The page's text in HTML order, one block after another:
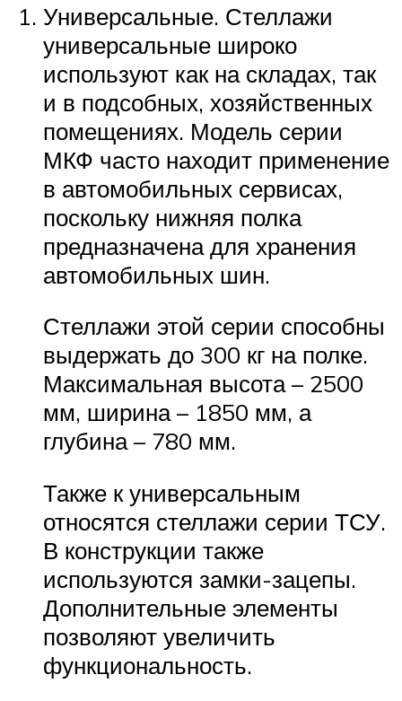
Универсальные. Стеллажи
универсальные широко
используют как на складах, так
и в подсобных, хозяйственных
помещениях. Модель серии
МКФ часто находит применение
в автомобильных сервисах,
поскольку нижняя полка
предназначена для хранения
автомобильных шин.
Стеллажи этой серии способны
выдержать до 300 кг на полке.
Максимальная высота – 2500
мм, ширина – 1850 мм, а
глубина – 780 мм.
Также к универсальным
относятся стеллажи серии ТСУ.
В конструкции также
используются замки-зацепы.
Дополнительные элементы
позволяют увеличить
функциональность.